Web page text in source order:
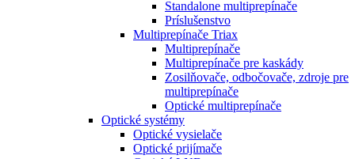
Standalone multiprepínače
Príslušenstvo
Multiprepínače Triax
Multiprepínače
Multiprepínače pre kaskády
Zosilňovače, odbočovače, zdroje pre
multiprepínače
Optické multiprepínače
Optické systémy
Optické vysielače
Optické prijímače